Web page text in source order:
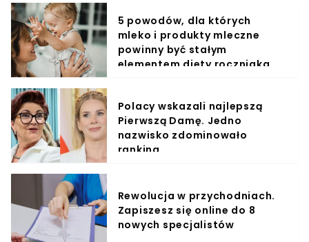
5 powodów, dla których
mleko i produkty mleczne
powinny być stałym
elementem diety roczniaka
Polacy wskazali najlepszą
Pierwszą Damę. Jedno
nazwisko zdominowało
ranking
Rewolucja w przychodniach.
Zapiszesz się online do 8
nowych specjalistów